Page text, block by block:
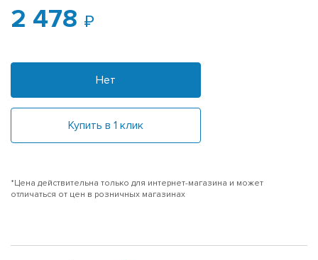
2 478
Нет
Купить в 1 клик
*Цена действительна только для интернет-магазина и может
отличаться от цен в розничных магазинах